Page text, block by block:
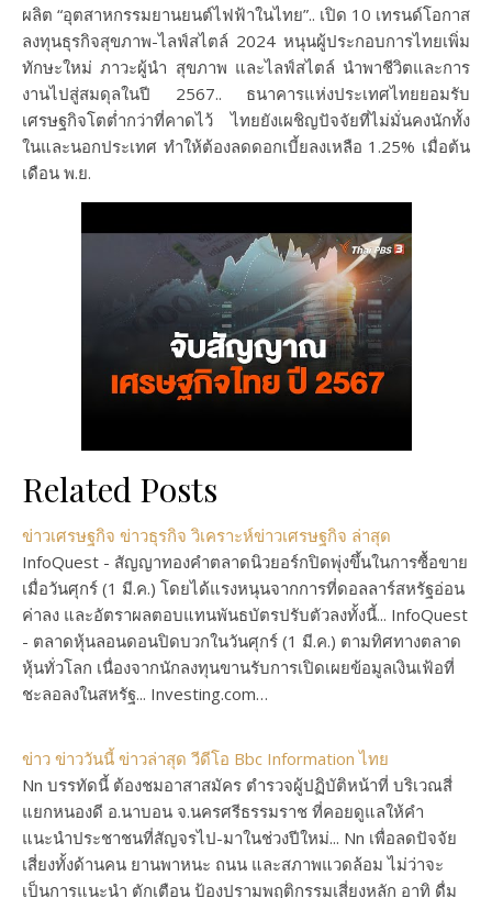
ผลิต “อุตสาหกรรมยานยนต์ไฟฟ้าในไทย”.. เปิด 10 เทรนด์โอกาส
ลงทุนธุรกิจสุขภาพ-ไลฟ์สไตล์ 2024 หนุนผู้ประกอบการไทยเพิ่ม
ทักษะใหม่ ภาวะผู้นำ สุขภาพ และไลฟ์สไตล์ นำพาชีวิตและการ
งานไปสู่สมดุลในปี 2567.. ธนาคารแห่งประเทศไทยยอมรับ
เศรษฐกิจโตต่ำกว่าที่คาดไว้ ไทยยังเผชิญปัจจัยที่ไม่มั่นคงนักทั้ง
ในและนอกประเทศ ทำให้ต้องลดดอกเบี้ยลงเหลือ 1.25% เมื่อต้น
เดือน พ.ย.
Related Posts
ข่าวเศรษฐกิจ ข่าวธุรกิจ วิเคราะห์ข่าวเศรษฐกิจ ล่าสุด
InfoQuest - สัญญาทองคำตลาดนิวยอร์กปิดพุ่งขึ้นในการซื้อขาย
เมื่อวันศุกร์ (1 มี.ค.) โดยได้แรงหนุนจากการที่ดอลลาร์สหรัฐอ่อน
ค่าลง และอัตราผลตอบแทนพันธบัตรปรับตัวลงทั้งนี้... InfoQuest
- ตลาดหุ้นลอนดอนปิดบวกในวันศุกร์ (1 มี.ค.) ตามทิศทางตลาด
หุ้นทั่วโลก เนื่องจากนักลงทุนขานรับการเปิดเผยข้อมูลเงินเฟ้อที่
ชะลอลงในสหรัฐ... Investing.com…
ข่าว ข่าววันนี้ ข่าวล่าสุด วีดีโอ Bbc Information ไทย
Nn บรรทัดนี้ ต้องชมอาสาสมัคร ตำรวจผู้ปฏิบัติหน้าที่ บริเวณสี่
แยกหนองดี อ.นาบอน จ.นครศรีธรรมราช ที่คอยดูแลให้คำ
แนะนำประชาชนที่สัญจรไป-มาในช่วงปีใหม่... Nn เพื่อลดปัจจัย
เสี่ยงทั้งด้านคน ยานพาหนะ ถนน และสภาพแวดล้อม ไม่ว่าจะ
เป็นการแนะนำ ตักเตือน ป้องปรามพฤติกรรมเสี่ยงหลัก อาทิ ดื่ม